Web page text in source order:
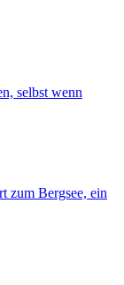
selbst wenn
zum Bergsee, ein